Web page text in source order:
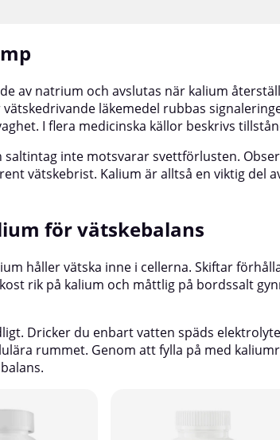
av natrium och avslutas när kalium
läkemedel rubbas
I flera medicinska källor beskrivs
inte motsvarar svettförlusten.
vätskebrist. Kalium är alltså en viktig del
för vätskebalans
håller vätska inne i cellerna. Skiftar
rik på kalium och måttlig på bordssalt
Dricker du enbart vatten späds
rummet. Genom att fylla på med